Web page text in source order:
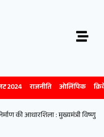
2024 राजनीति ओलिंपिक
की आधारशिला : मुख्यमंत्री विष्णु